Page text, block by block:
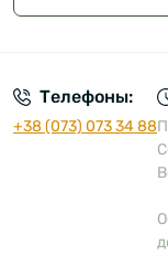
Телефоны:
+38 (073) 073 34 88